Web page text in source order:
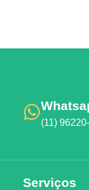
(11)
Serviços